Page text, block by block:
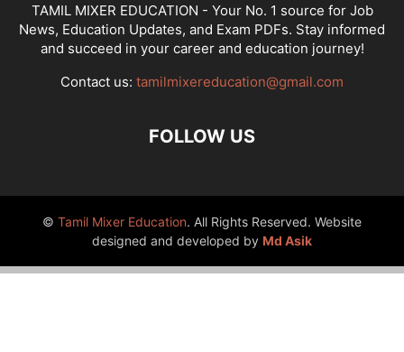
TAMIL MIXER EDUCATION - Your No. 1 source for Job
News, Education Updates, and Exam PDFs. Stay informed
and succeed in your career and education journey!
Contact us: tamilmixereducation@gmail.com
FOLLOW US
© Tamil Mixer Education. All Rights Reserved. Website
designed and developed by Md Asik